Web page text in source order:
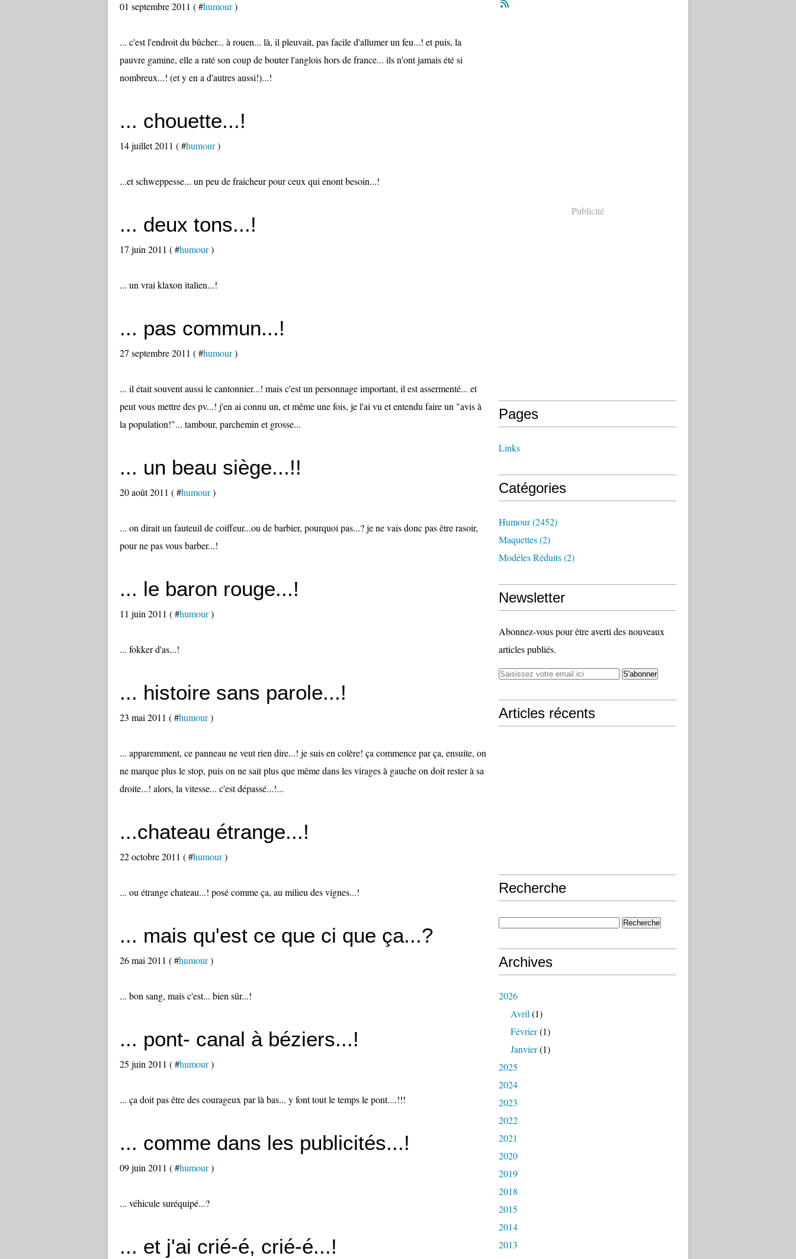
01 septembre 2011 ( #humour)
... c'est l'endroit du bûcher... à rouen... là, il pleuvait, pas facile d'allumer un feu...! et puis, la
pauvre gamine, elle a raté son coup de bouter l'anglois hors de france... ils n'ont jamais été si
nombreux...! (et y en a d'autres aussi!)...!
... chouette...!
14 juillet 2011 ( #humour)
...et schweppesse... un peu de fraicheur pour ceux qui enont besoin...!
... deux tons...!
17 juin 2011 ( #humour)
... un vrai klaxon italien...!
... pas commun...!
27 septembre 2011 ( #humour)
... il était souvent aussi le cantonnier...! mais c'est un personnage important, il est assermenté... et
peut vous mettre des pv...! j'en ai connu un, et même une fois, je l'ai vu et entendu faire un "avis à
la population!"... tambour, parchemin et grosse...
... un beau siège...!!
20 août 2011 ( #humour)
... on dirait un fauteuil de coiffeur...ou de barbier, pourquoi pas...? je ne vais donc pas être rasoir,
pour ne pas vous barber...!
... le baron rouge...!
11 juin 2011 ( #humour)
... fokker d'as...!
... histoire sans parole...!
23 mai 2011 ( #humour)
... apparemment, ce panneau ne veut rien dire...! je suis en colère! ça commence par ça, ensuite, on
ne marque plus le stop, puis on ne sait plus que même dans les virages à gauche on doit rester à sa
droite...! alors, la vitesse... c'est dépassé...!...
...chateau étrange...!
22 octobre 2011 ( #humour)
... ou étrange chateau...! posé comme ça, au milieu des vignes...!
... mais qu'est ce que ci que ça...?
26 mai 2011 ( #humour)
... bon sang, mais c'est... bien sûr...!
... pont- canal à béziers...!
25 juin 2011 ( #humour)
... ça doit pas être des courageux par là bas... y font tout le temps le pont....!!!
... comme dans les publicités...!
09 juin 2011 ( #humour)
... véhicule suréquipé...?
... et j'ai crié-é, crié-é...!
Publicité
Pages
Links
Catégories
Humour(2452)
Maquettes(2)
Modéles Réduits(2)
Newsletter
Abonnez-vous pour être averti des nouveaux
articles publiés.
Articles récents
Recherche
Archives
2026
Avril (1)
Février(1)
Janvier(1)
2025
2024
2023
2022
2021
2020
2019
2018
2015
2014
2013